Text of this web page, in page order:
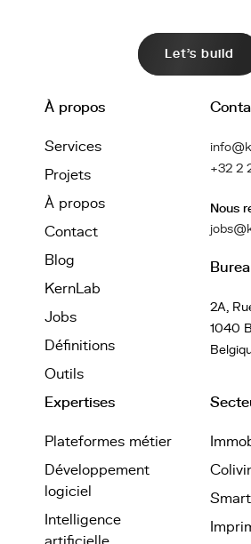
Let's build
À propos
Services
Projets
À propos
Contact
Blog
KernLab
Jobs
Définitions
Outils
+32 2
Nous
2A,
1040
Expertises
Plateformes métier
Développement
logiciel
Intelligence